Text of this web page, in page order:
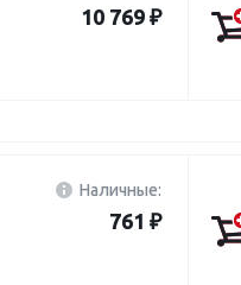
10 769 ₽
Наличные:
761 ₽